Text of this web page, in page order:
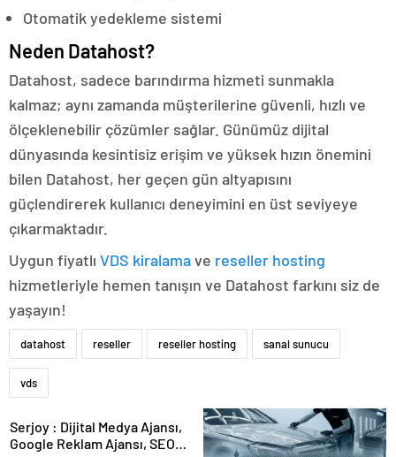
Otomatik yedekleme sistemi
Neden Datahost?
Datahost, sadece barındırma hizmeti sunmakla
kalmaz; aynı zamanda müşterilerine güvenli, hızlı ve
ölçeklenebilir çözümler sağlar. Günümüz dijital
dünyasında kesintisiz erişim ve yüksek hızın önemini
bilen Datahost, her geçen gün altyapısını
güçlendirerek kullanıcı deneyimini en üst seviyeye
çıkarmaktadır.
Uygun fiyatlı VDS kiralamave reseller hosting
hizmetleriyle hemen tanışın ve Datahost farkını siz de
yaşayın!
datahost reseller reseller hosting sanal sunucu
vds
Serjoy : Dijital Medya Ajansı,
Google Reklam Ajansı, SEO